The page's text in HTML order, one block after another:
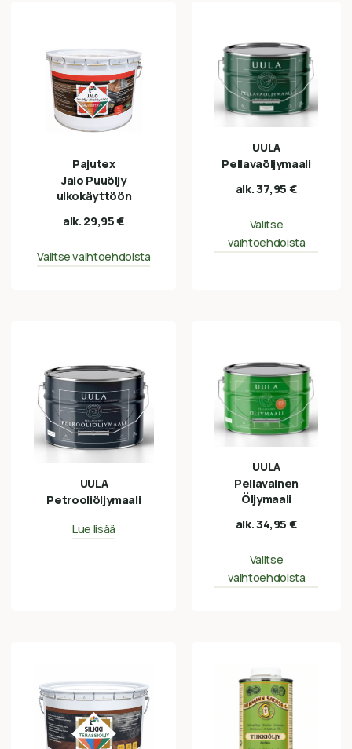
Pajutex
Jalo Puuöljy
ulkokäyttöön
alk. 29,95€
Valitse vaihtoehdoista
UULA
Pellavaöljymaali
alk.37,95 €
Valitse
vaihtoehdoista
UULA
Petrooliöljymaali
Lue lisää
UULA
Pellavainen
Öljymaali
alk.34,95 €
Valitse
vaihtoehdoista